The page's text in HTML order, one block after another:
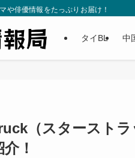
や俳優情報をたっぷりお届け！
タイBL 中
（スタースト
！